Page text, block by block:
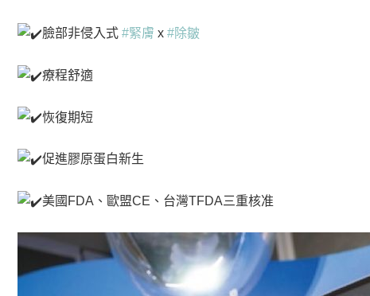
臉部非侵入式#緊膚 x#除皺
療程舒適
恢復期短
促進膠原蛋白新生
美國FDA、歐盟CE、台灣TFDA三重核准